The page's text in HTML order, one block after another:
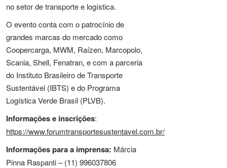
no setor de transporte e logística.
O evento conta com o patrocínio de
grandes marcas do mercado como
Coopercarga, MWM, Raízen, Marcopolo,
Scania, Shell, Fenatran, e com a parceria
do Instituto Brasileiro de Transporte
Sustentável (IBTS) e do Programa
Logística Verde Brasil (PLVB).
Informações e inscrições:
https://www.forumtransportesustentavel.com.br/
Informações para a imprensa: Márcia
Pinna Raspanti – (11) 996037806